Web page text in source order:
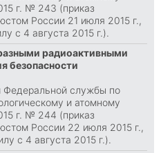
г. № 243 (приказ
России 21 июля 2015 г.,
с 4 августа 2015 г.).
радиоактивными
безопасности
Федеральной службы по
и атомному
г. № 244 (приказ
России 22 июля 2015 г.,
с 4 августа 2015 г.).